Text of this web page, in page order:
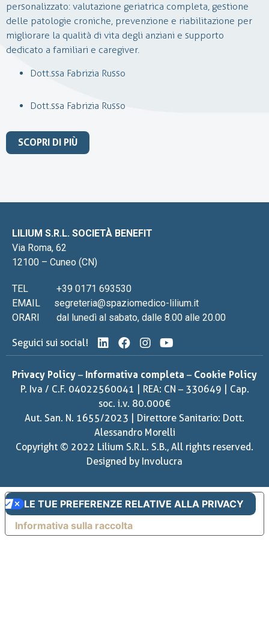
personalizzato: valutazione geriatrica completa, gestione
delle patologie croniche, prevenzione e riabilitazione per
migliorare la qualità di vita degli anziani e supporto
dedicato a familiari e caregiver.
Dott.ssa Fabrizia Russo
Dott.ssa Fabrizia Russo
SCOPRI DI PIÙ
La neurochirurgia è una disciplina medico-chirurgica che si
occupa della diagnosi e del trattamento delle patologie a
carcio del sistema nervoso centrale e periferico.
In Lilium, si effettuano visite ambulatoriali per condizioni
gravi, quali deficit neurologici o patologie oncologiche,
un’attenzione particolare all’uso di tecniche mininvasive e
LILIUM S.R.L. SOCIETÀ BENEFIT
Via Roma, 62
12100 – Cuneo (CN)
TEL
+39 0171 693530
EMAIL
segreteria@spaziomedico-lilium.it
ORARI
dal lunedì al sabato, dalle 8.00 alle 20.00
Seguici sui social!
Privacy Policy – Informativa completa – Cookie Policy
P. Iva / C.F. 04022560041 | REA: CN – 330649 | Cap.
soc. i.v. 80.000€
Aut. San. N. 1655/2023 | Direttore Sanitario: Dott.
Alessandro Morelli
Copyright © 2022 Lilium S.R.L. S.B., All rights reserved.
Designed by Involucra
Informativa sulla raccolta
LE TUE PREFERENZE RELATIVE ALLA PRIVACY